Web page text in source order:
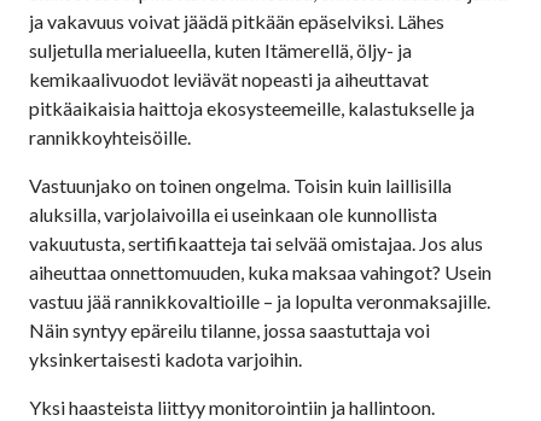
ja vakavuus voivat jäädä pitkään epäselviksi. Lähes
suljetulla merialueella, kuten Itämerellä, öljy- ja
kemikaalivuodot leviävät nopeasti ja aiheuttavat
pitkäaikaisia haittoja ekosysteemeille, kalastukselle ja
rannikkoyhteisöille.
Vastuunjako on toinen ongelma. Toisin kuin laillisilla
aluksilla, varjolaivoilla ei useinkaan ole kunnollista
vakuutusta, sertifikaatteja tai selvää omistajaa. Jos alus
aiheuttaa onnettomuuden, kuka maksaa vahingot? Usein
vastuu jää rannikkovaltioille – ja lopulta veronmaksajille.
Näin syntyy epäreilu tilanne, jossa saastuttaja voi
yksinkertaisesti kadota varjoihin.
Yksi haasteista liittyy monitorointiin ja hallintoon.